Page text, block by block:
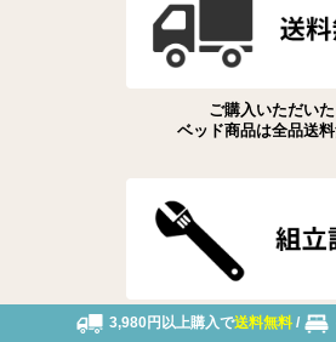
ご購入いただいた
ベッド商品は全品送
手間のかかるベッ
3,980円以上購入で送料無料 /